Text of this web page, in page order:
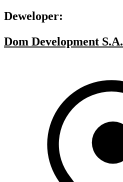
Deweloper:
Dom Development S.A.